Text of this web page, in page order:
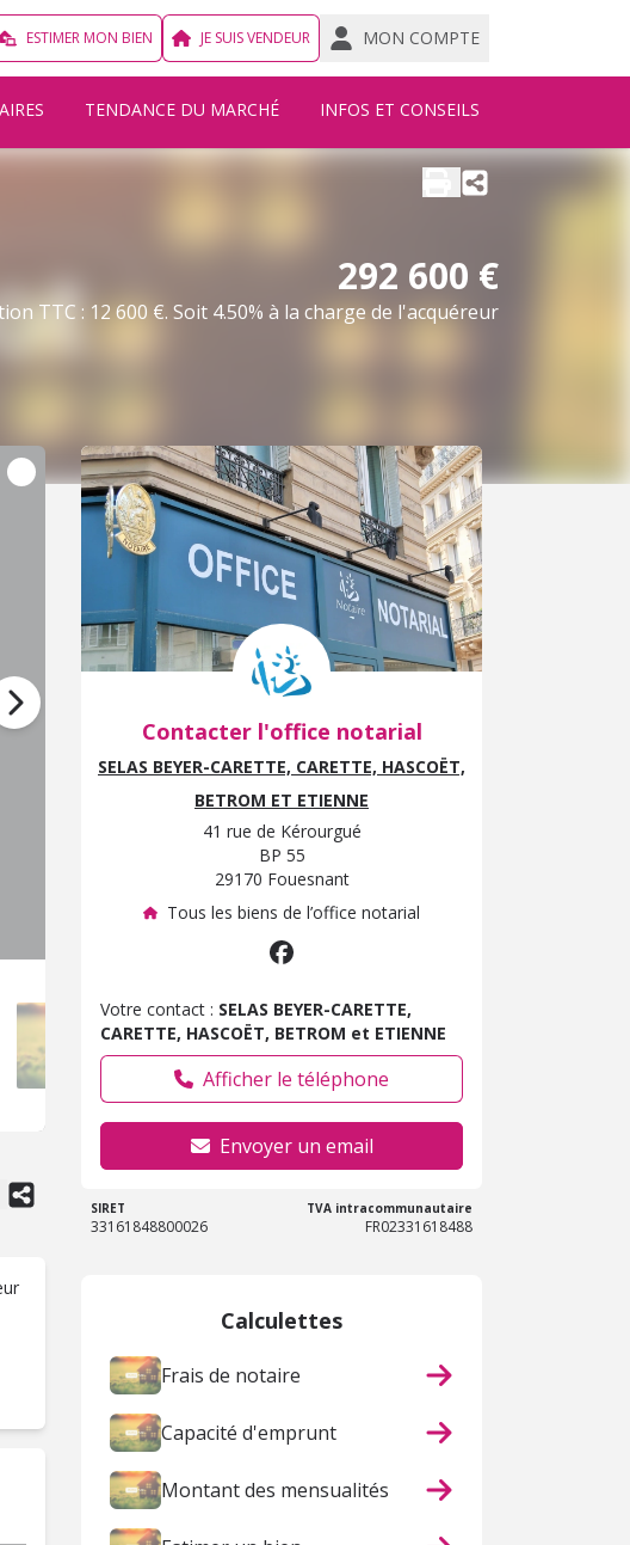
ESTIMER MON BIEN JE SUIS VENDEUR MON COMPTE
TENDANCE DU MARCHÉ INFOS ET CONSEILS
292 600 €
TTC : 12 600 €. Soit 4.50% à la charge de l'acquéreur
Contacter l'office notarial
SELAS BEYER-CARETTE, CARETTE, HASCOËT,
BETROM ET ETIENNE
41 rue de Kérourgué
BP 55
29170 Fouesnant
Tous les biens de l’office notarial
Votre contact : SELAS BEYER-CARETTE,
CARETTE, HASCOËT, BETROM et ETIENNE
Afficher le téléphone
Envoyer un email
SIRET
33161848800026
TVA intracommunautaire
FR02331618488
Calculettes
Frais de notaire
Capacité d'emprunt
Montant des mensualités